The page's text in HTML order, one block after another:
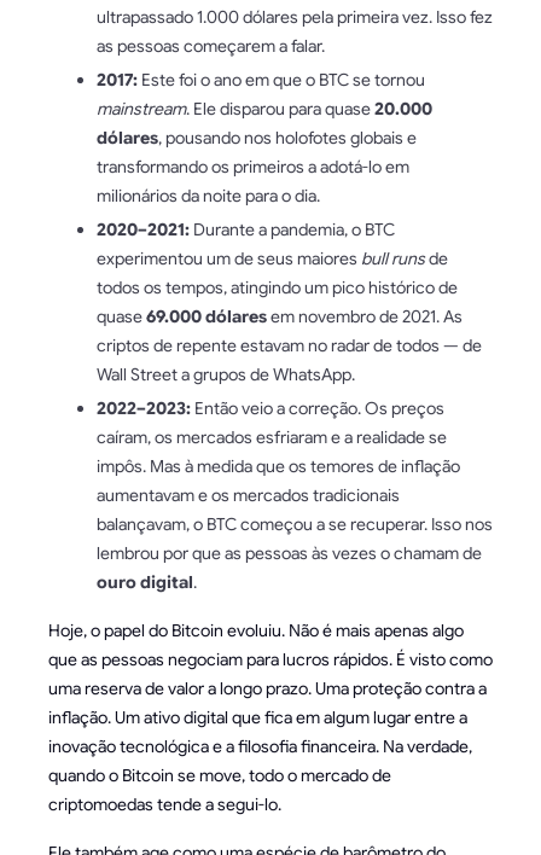
ultrapassado 1.000 dólares pela primeira vez. Isso fez
as pessoas começarem a falar.
2017: Este foi o ano em que o BTC se tornou
mainstream. Ele disparou para quase20.000
dólares, pousando nos holofotes globais e
transformando os primeiros a adotá-lo em
milionários da noite para o dia.
2020–2021: Durante a pandemia, o BTC
experimentou um de seus maiores bull runsde
todos os tempos, atingindo um pico histórico de
quase69.000 dólaresem novembro de 2021. As
criptos de repente estavam no radar de todos — de
Wall Street a grupos de WhatsApp.
2022–2023: Então veio a correção. Os preços
caíram, os mercados esfriaram e a realidade se
impôs. Mas à medida que os temores de inflação
aumentavam e os mercados tradicionais
balançavam, o BTC começou a se recuperar. Isso nos
lembrou por que as pessoas às vezes o chamam de
ouro digital.
Hoje, o papel do Bitcoin evoluiu. Não é mais apenas algo
que as pessoas negociam para lucros rápidos. É visto como
uma reserva de valor a longo prazo. Uma proteção contra a
inflação. Um ativo digital que fica em algum lugar entre a
inovação tecnológica e a filosofia financeira. Na verdade,
quando o Bitcoin se move, todo o mercado de
criptomoedas tende a segui-lo.